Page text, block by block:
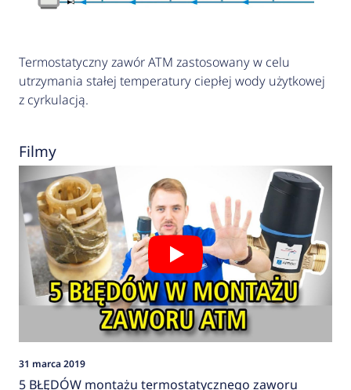
Termostatyczny zawór ATM zastosowany w celu
utrzymania stałej temperatury ciepłej wody użytkowej
z cyrkulacją.
Filmy
31 marca 2019
5 BŁĘDÓW montażu termostatycznego zaworu